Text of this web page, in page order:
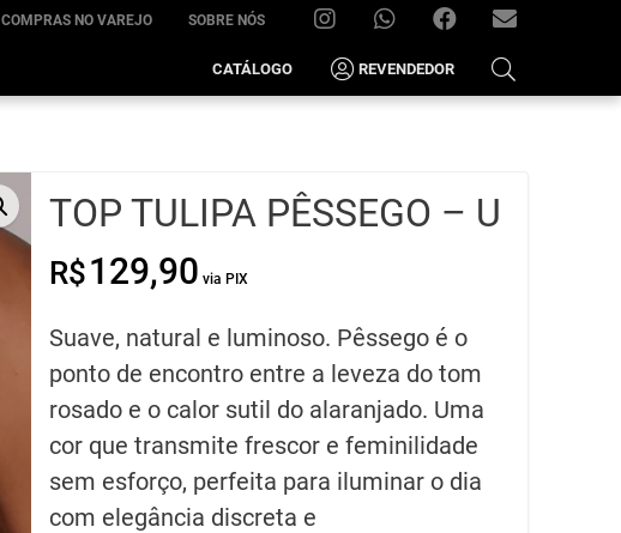
INSTAGRAMWHATSAPP
–
7021
FACEBOOK
COMPRAS NO VAREJO SOBRE NÓS
CATÁLOGO REVENDEDOR
TOP TULIPA PÊSSEGO – U
R$129,90
era:
R$129,90.
é:
R$64,95.
Suave, natural e luminoso. Pêssego é o
ponto de encontro entre a leveza do tom
rosado e o calor sutil do alaranjado. Uma
cor que transmite frescor e feminilidade
sem esforço, perfeita para iluminar o dia
com elegância discreta e